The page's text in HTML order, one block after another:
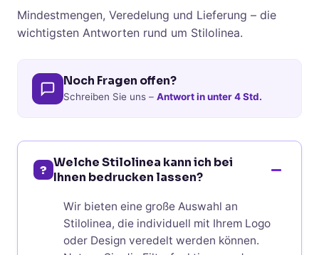
Mindestmengen, Veredelung und Lieferung – die
wichtigsten Antworten rund um Stilolinea.
Noch Fragen offen?
Schreiben Sie uns – Antwort in unter 4 Std.
? Welche Stilolinea kann ich bei
Ihnen bedrucken lassen?
Wir bieten eine große Auswahl an
Stilolinea, die individuell mit Ihrem Logo
oder Design veredelt werden können.